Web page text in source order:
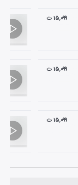
۱۵,۰۹۹ ت
۱۵,۰۹۹ ت
۱۵,۰۹۹ ت